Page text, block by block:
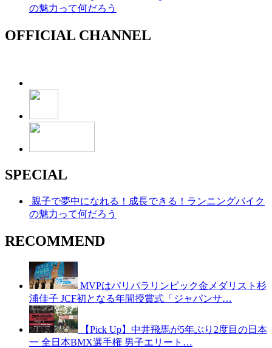
の魅力って何だろう
OFFICIAL CHANNEL
SPECIAL
親子で夢中になれる！成長できる！ランニングバイク
の魅力って何だろう
RECOMMEND
MVPはパリパラリンピック金メダリスト杉
浦佳子 JCF初となる年間授賞式「ジャパンサ…
【Pick Up】中井飛馬が5年ぶり2度目の日本
一 全日本BMX選手権 男子エリート…